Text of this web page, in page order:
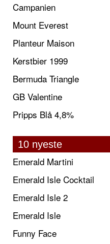
Campanien
Mount Everest
Planteur Maison
Kerstbier 1999
Bermuda Triangle
GB Valentine
Pripps Blå 4,8%
10 nyeste
Emerald Martini
Emerald Isle Cocktail
Emerald Isle 2
Emerald Isle
Funny Face